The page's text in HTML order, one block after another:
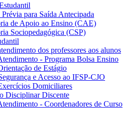
para Saída Antecipada
de Apoio ao Ensino (CAE)
Sociopedagógica (CSP)
dos professores aos alunos
- Programa Bolsa Ensino
de Estágio
e Acesso ao IFSP-CJO
Domiciliares
Disciplinar Discente
- Coordenadores de Curso